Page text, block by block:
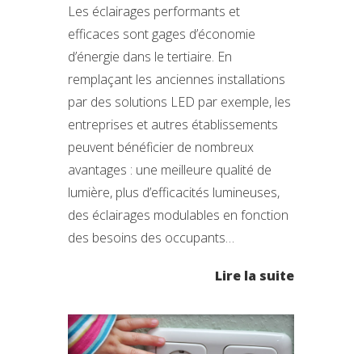
Les éclairages performants et
efficaces sont gages d’économie
d’énergie dans le tertiaire. En
remplaçant les anciennes installations
par des solutions LED par exemple, les
entreprises et autres établissements
peuvent bénéficier de nombreux
avantages : une meilleure qualité de
lumière, plus d’efficacités lumineuses,
des éclairages modulables en fonction
des besoins des occupants…
Lire la suite